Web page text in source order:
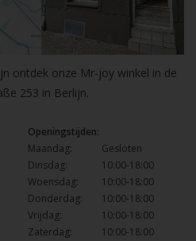
ontdek onze Mr-joy winkel in de
253 in Berlijn.
Openingstijden:
Maandag:
Gesloten
Dinsdag:
10:00-18:00
Woensdag:
10:00-18:00
Donderdag:
10:00-18:00
Vrijdag:
10:00-18:00
Zaterdag:
10:00-18:00